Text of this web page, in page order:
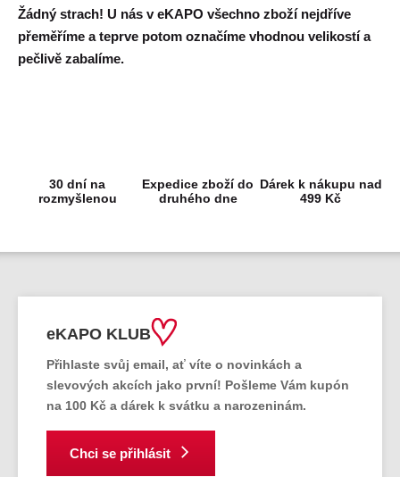
Žádný strach! U nás v eKAPO všechno zboží nejdříve
přeměříme a teprve potom označíme vhodnou velikostí a
pečlivě zabalíme.
30 dní na
rozmyšlenou
Expedice zboží do
druhého dne
Dárek k nákupu nad
499 Kč
eKAPO KLUB
Přihlaste svůj email, ať víte o novinkách a
slevových akcích jako první! Pošleme Vám kupón
na 100 Kč a dárek k svátku a narozeninám.
Chci se přihlásit